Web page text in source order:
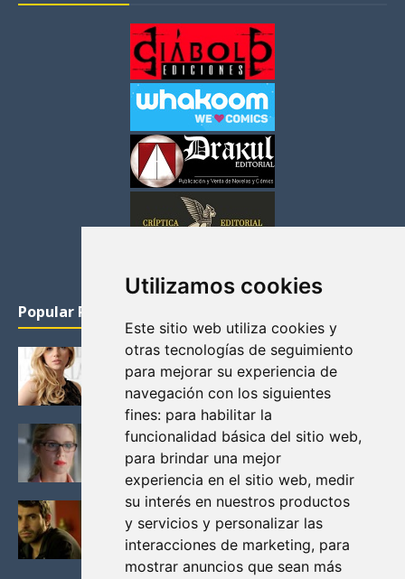
Utilizamos cookies
Este sitio web utiliza cookies y
otras tecnologías de seguimiento
para mejorar su experiencia de
navegación con los siguientes
fines: para habilitar la
funcionalidad básica del sitio web,
para brindar una mejor
experiencia en el sitio web, medir
su interés en nuestros productos
y servicios y personalizar las
interacciones de marketing, para
mostrar anuncios que sean más
Popular Posts
KATHERYN WINNICK: LA ACTRIZ MAS GUAPA DE
VIKINGOS
Junio 14, 2013
FELICITY (EMILY BETT RICKARDS), LAS FOTOS
MAS BONITAS DE LA ALIADA DE ARROW
Noviembre 30, 2013
BLACK MIRROR: TODA TU HISTORIA. EPISODIO 3.
LA CRITICA
Mayo 17, 2012